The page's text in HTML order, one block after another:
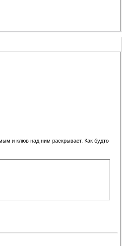
и клюв над ним раскрывает. Как будто